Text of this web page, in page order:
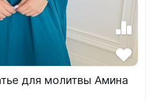
для молитвы Амина